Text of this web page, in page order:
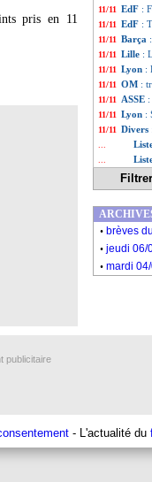
pris en 11
11/11 EdF :
11/11 EdF :
11/11 Barça
11/11 Lille :
11/11 Lyon :
11/11 OM :
11/11 ASSE
11/11 Lyon :
11/11 Divers
. brèves
. jeudi 06/
. mardi
publicitaire
- L'actualité du